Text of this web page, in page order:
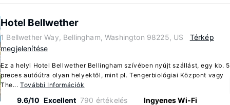
Hotel Bellwether
1 Bellwether Way, Bellingham, Washington 98225, US
Térkép
megjelenítése
Ez a helyi Hotel Bellwether Bellingham szívében nyújt szállást, egy kb. 5
preces autóútra olyan helyektől, mint pl. Tengerbiológiai Központ vagy
The...További Információk
9.6/10 Excellent 790 értékelés Ingyenes Wi-Fi